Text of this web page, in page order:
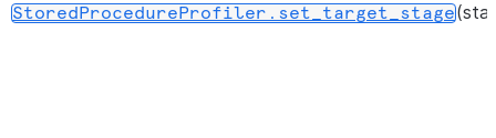
StoredProcedureProfiler.set_target_stage